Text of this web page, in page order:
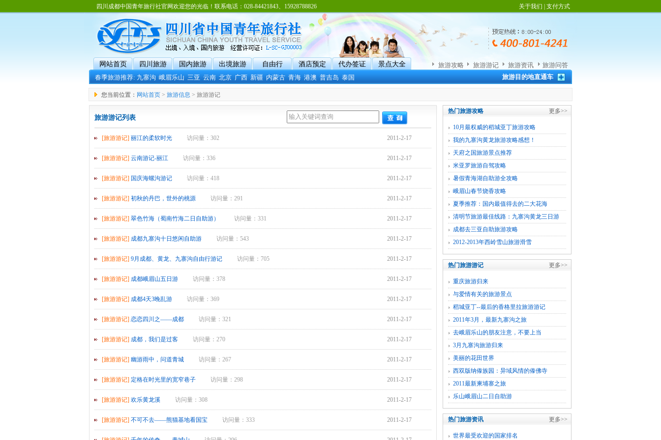
四川成都中国青年旅行社官网欢迎您的光临！联系电话：028-84421843、15928788826 关于我们 支付方式
网站首页 四川旅游 国内旅游 出境旅游 自由行 酒店预定 代办签证
景点大全
春季旅游推荐:九寨沟 峨眉乐山 三亚 云南 北京 广西 新疆 内蒙古 青海 港澳 普吉岛 泰国
旅游攻略 旅游游记 旅游资讯
旅游问答
旅游目的地直通车
您当前位置： 网站首页 > 旅游信息 > 旅游游记
旅游游记列表
[旅游游记] 丽江的柔软时光 访问量：302 2011-2-17
[旅游游记] 云南游记-丽江 访问量：336 2011-2-17
[旅游游记] 国庆海螺沟游记 访问量：418 2011-2-17
[旅游游记] 初秋的丹巴，世外的桃源 访问量：291 2011-2-17
[旅游游记] 翠色竹海（蜀南竹海二日自助游） 访问量：331 2011-2-17
[旅游游记] 成都九寨沟十日悠闲自助游 访问量：543 2011-2-17
[旅游游记] 9月成都、黄龙、九寨沟自由行游记 访问量：705 2011-2-17
[旅游游记] 成都峨眉山五日游 访问量：378 2011-2-17
[旅游游记] 成都4天3晚乱游 访问量：369 2011-2-17
[旅游游记] 恋恋四川之——成都 访问量：321 2011-2-17
[旅游游记] 成都，我们是过客 访问量：270 2011-2-17
[旅游游记] 幽游雨中，问道青城 访问量：267 2011-2-17
[旅游游记] 定格在时光里的宽窄巷子 访问量：298 2011-2-17
[旅游游记] 欢乐黄龙溪 访问量：308 2011-2-17
[旅游游记] 不可不去——熊猫基地看国宝 访问量：333 2011-2-17
热门旅游攻略 更多>>
10月最权威的稻城亚丁旅游攻略
我的九寨沟黄龙旅游攻略感想！
天府之国旅游景点推荐
米亚罗旅游自驾攻略
暑假青海湖自助游全攻略
峨眉山春节烧香攻略
夏季推荐：国内最值得去的二大花海
清明节旅游最佳线路：九寨沟黄龙三日游
成都去三亚自助旅游攻略
2012-2013年西岭雪山旅游滑雪
热门旅游游记 更多>>
重庆旅游归来
与爱情有关的旅游景点
稻城亚丁--最后的香格里拉旅游游记
2011年3月，最新九寨沟之旅
去峨眉乐山的朋友注意，不要上当
3月九寨沟旅游归来
美丽的花田世界
西双版纳傣族园：异域风情的傣佛寺
2011最新柬埔寨之旅
乐山峨眉山二日自助游
热门旅游资讯 更多>>
世界最受欢迎的国家排名